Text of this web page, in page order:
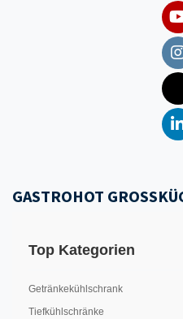
GASTROHOT
Top Kategorien
Getränkekühlschrank
Tiefkühlschränke